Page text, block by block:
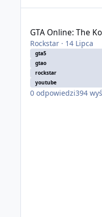
GTA Online: The
Rockstar · 14 Lipca
gta5
gtao
rockstar
youtube
0 odpowiedzi394